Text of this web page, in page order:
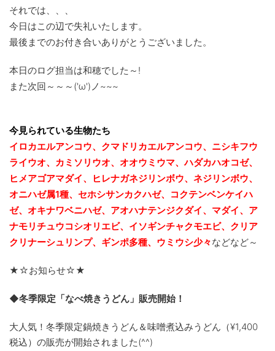
それでは、、、
今日はこの辺で失礼いたします。
最後までのお付き合いありがとうございました。
本日のログ担当は和穂でした～!
また次回～～～('ω')ノ~~~
今見られている生物たち
イロカエルアンコウ、クマドリカエルアンコウ、ニシキフウ
ライウオ、カミソリウオ、オオウミウマ、ハダカハオコゼ、
ヒメアゴアマダイ、ヒレナガネジリンボウ、ネジリンボウ、
オニハゼ属1種、セホシサンカクハゼ、コクテンベンケイハ
ゼ、オキナワベニハゼ、 アオハナテンジクダイ、マダイ、ア
ナモリチュウコシオリエビ、 イソギンチャクモエビ、クリア
クリナーシュリンプ、ギンポ多種、 ウミウシ少々などなど～
★☆お知らせ☆★
◆冬季限定「なべ焼きうどん」販売開始！
大人気！冬季限定鍋焼きうどん＆味噌煮込みうどん（¥1,400
税込）の販売が開始されました(^^)